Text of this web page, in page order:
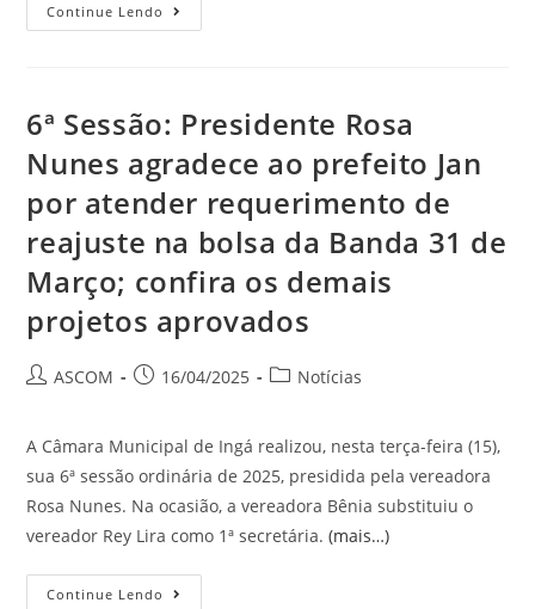
Continue Lendo
6ª Sessão: Presidente Rosa
Nunes agradece ao prefeito Jan
por atender requerimento de
reajuste na bolsa da Banda 31 de
Março; confira os demais
projetos aprovados
ASCOM 16/04/2025 Notícias
A Câmara Municipal de Ingá realizou, nesta terça-feira (15),
sua 6ª sessão ordinária de 2025, presidida pela vereadora
Rosa Nunes. Na ocasião, a vereadora Bênia substituiu o
vereador Rey Lira como 1ª secretária.(mais…)
Continue Lendo